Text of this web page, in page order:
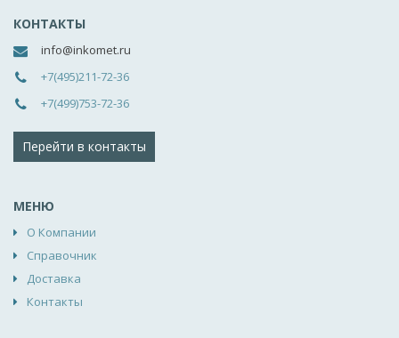
КОНТАКТЫ
info@inkomet.ru
+7(495)211-72-36
+7(499)753-72-36
Перейти в контакты
МЕНЮ
О Компании
Справочник
Доставка
Контакты